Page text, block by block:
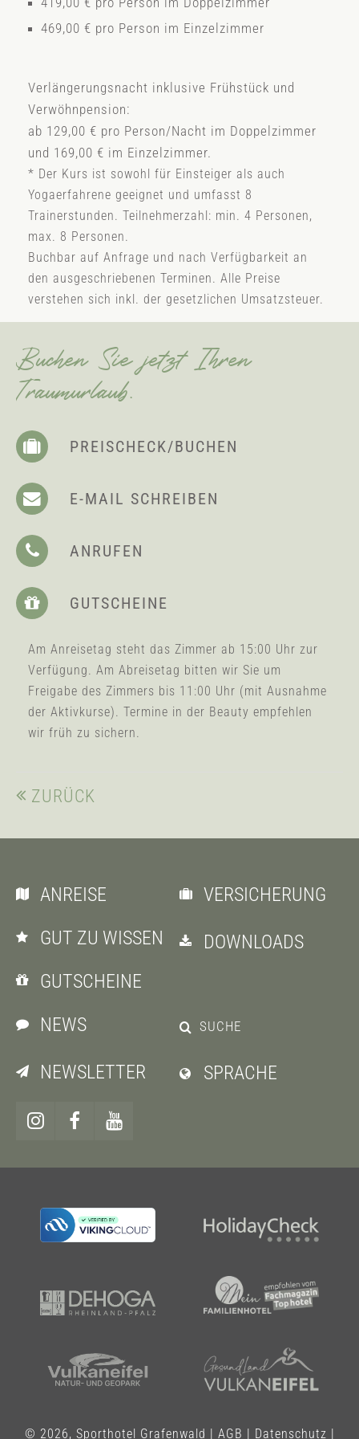
469,00 € pro Person im Einzelzimmer
Verlängerungsnacht inklusive Frühstück und
Verwöhnpension:
ab 129,00 € pro Person/Nacht im Doppelzimmer
und 169,00 € im Einzelzimmer.
* Der Kurs ist sowohl für Einsteiger als auch
Yogaerfahrene geeignet und umfasst 8
Trainerstunden. Teilnehmerzahl: min. 4 Personen,
max. 8 Personen.
Buchbar auf Anfrage und nach Verfügbarkeit an
den ausgeschriebenen Terminen. Alle Preise
verstehen sich inkl. der gesetzlichen Umsatzsteuer.
Buchen Sie jetzt Ihren
Traumurlaub.
PREISCHECK/BUCHEN
E-MAIL SCHREIBEN
ANRUFEN
GUTSCHEINE
Am Anreisetag steht das Zimmer ab 15:00 Uhr zur
Verfügung. Am Abreisetag bitten wir Sie um
Freigabe des Zimmers bis 11:00 Uhr (mit Ausnahme
der Aktivkurse). Termine in der Beauty empfehlen
wir früh zu sichern.
ZURÜCK
ANREISE
GUT ZU WISSEN
GUTSCHEINE
VERSICHERUNG
DOWNLOADS
NEWS
NEWSLETTER
SUCHE
SPRACHE
© 2026, Sporthotel Grafenwald | AGB Datenschutz